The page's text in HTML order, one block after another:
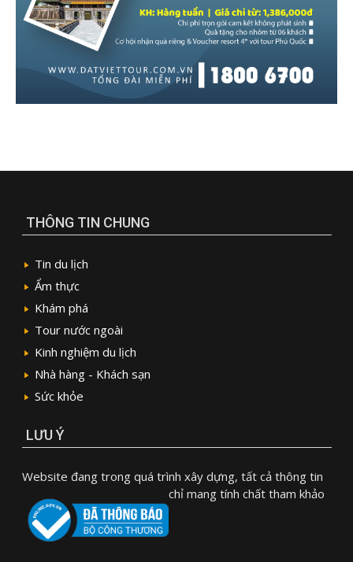
THÔNG TIN CHUNG
Tin du lịch
Ẩm thực
Khám phá
Tour nước ngoài
Kinh nghiệm du lịch
Nhà hàng - Khách sạn
Sức khỏe
LƯU Ý
Website đang trong quá trình xây dựng, tất cả thông tin
chỉ mang tính chất tham khảo